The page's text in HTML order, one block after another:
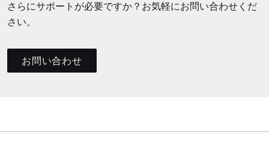
さらにサポートが必要ですか？お気軽にお問い合わせくだ
さい。
お問い合わせ